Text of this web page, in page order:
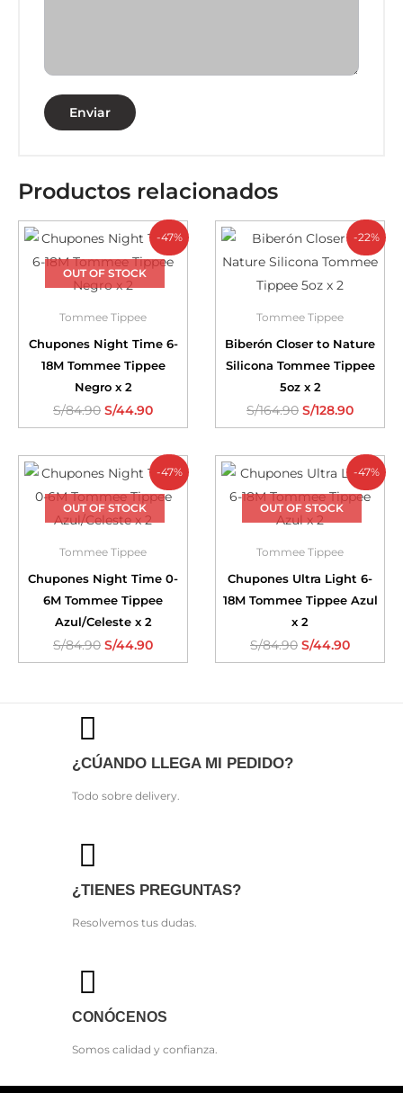
Productos relacionados
-47%
OUT OF STOCK
Tommee Tippee
Chupones Night Time 6-
18M Tommee Tippee
Negro x 2
S/84.90 S/44.90
-22%
Tommee Tippee
Biberón Closer to Nature
Silicona Tommee Tippee
5oz x 2
S/164.90 S/128.90
-47%
OUT OF STOCK
Tommee Tippee
Chupones Night Time 0-
6M Tommee Tippee
Azul/Celeste x 2
S/84.90 S/44.90
-47%
OUT OF STOCK
Tommee Tippee
Chupones Ultra Light 6-
18M Tommee Tippee Azul
x 2
S/84.90 S/44.90
¿CÚANDO LLEGA MI PEDIDO?
Todo sobre delivery.
¿TIENES PREGUNTAS?
Resolvemos tus dudas.
CONÓCENOS
Somos calidad y confianza.